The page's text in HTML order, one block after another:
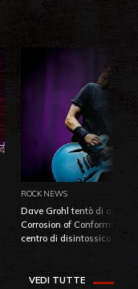
ROCK NEWS
Dave Grohl tentò di
Corrosion of Conformity
centro di
VEDI TUTTE